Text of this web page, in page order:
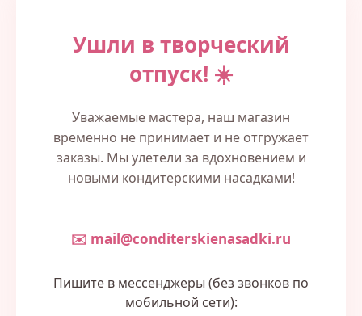
Ушли в творческий
отпуск! ☀️
Уважаемые мастера, наш магазин
временно не принимает и не отгружает
заказы. Мы улетели за вдохновением и
новыми кондитерскими насадками!
✉️ mail@conditerskienasadki.ru
Пишите в мессенджеры (без звонков по
мобильной сети):